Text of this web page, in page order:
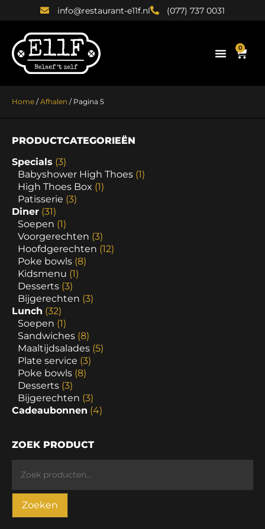
info@restaurant-e11f.nl (077) 737 0031
0
Home /Afhalen / Pagina 5
PRODUCTCATEGORIEËN
Specials (3)
Babyshower High Thoes (1)
High Thoes Box (1)
Patisserie (3)
Diner (31)
Soepen (1)
Voorgerechten (3)
Hoofdgerechten (12)
Poke bowls (8)
Kidsmenu (1)
Desserts (3)
Bijgerechten (3)
Lunch (32)
Soepen (1)
Sandwiches (8)
Maaltijdsalades (5)
Plate service (3)
Poke bowls (8)
Desserts (3)
Bijgerechten (3)
Cadeaubonnen (4)
ZOEK PRODUCT
Zoeken